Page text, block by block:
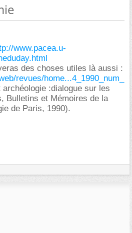
www.pacea.u-
des choses utiles là aussi :
revues/home...4_1990_num_
archéologie :dialogue sur les
Bulletins et Mémoires de la
de Paris, 1990).